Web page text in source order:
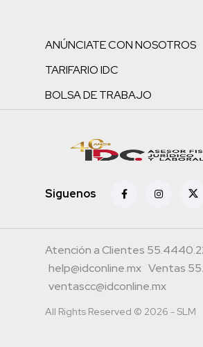
ANÚNCIATE CON NOSOTROS
TARIFARIO IDC
BOLSA DE TRABAJO
Siguenos
Atención a Clientes
help@idconline.mx Ventas
ventascc@idconline.mx
All Rights Reserved © 2026 - SLM